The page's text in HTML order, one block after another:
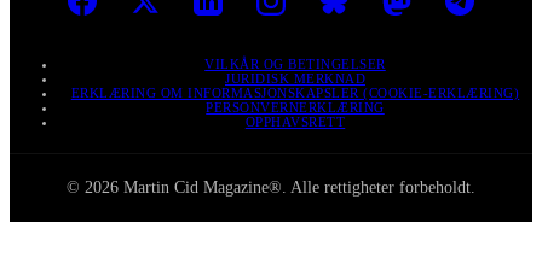
VILKÅR OG BETINGELSER
JURIDISK MERKNAD
ERKLÆRING OM INFORMASJONSKAPSLER (COOKIE-ERKLÆRING)
PERSONVERNERKLÆRING
OPPHAVSRETT
© 2026 Martin Cid Magazine®. Alle rettigheter forbeholdt.